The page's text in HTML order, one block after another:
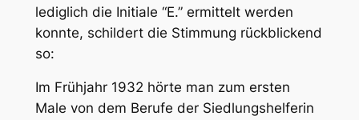
lediglich die Initiale “E.” ermittelt werden
konnte, schildert die Stimmung rückblickend
so:
Im Frühjahr 1932 hörte man zum ersten
Male von dem Berufe der Siedlungshelferin